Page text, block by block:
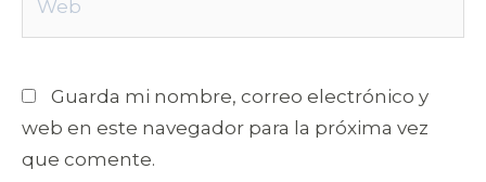
Guarda mi nombre, correo electrónico y
web en este navegador para la próxima vez
que comente.